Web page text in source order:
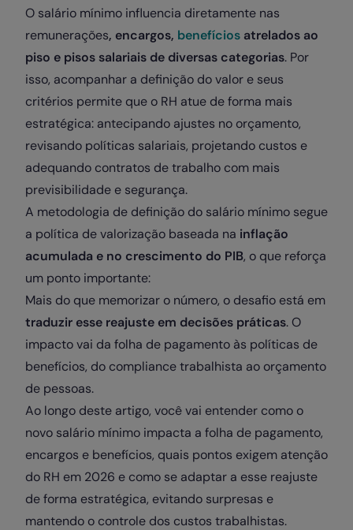
O salário mínimo influencia diretamente nas
remunerações, encargos, benefícios atrelados ao
piso e pisos salariais de diversas categorias. Por
isso, acompanhar a definição do valor e seus
critérios permite que o RH atue de forma mais
estratégica: antecipando ajustes no orçamento,
revisando políticas salariais, projetando custos e
adequando contratos de trabalho com mais
previsibilidade e segurança.
A metodologia de definição do salário mínimo segue
a política de valorização baseada na inflação
acumulada e no crescimento do PIB, o que reforça
um ponto importante:
Mais do que memorizar o número, o desafio está em
traduzir esse reajuste em decisões práticas. O
impacto vai da folha de pagamento às políticas de
benefícios, do compliance trabalhista ao orçamento
de pessoas.
Ao longo deste artigo, você vai entender como o
novo salário mínimo impacta a folha de pagamento,
encargos e benefícios, quais pontos exigem atenção
do RH em 2026 e como se adaptar a esse reajuste
de forma estratégica, evitando surpresas e
mantendo o controle dos custos trabalhistas.